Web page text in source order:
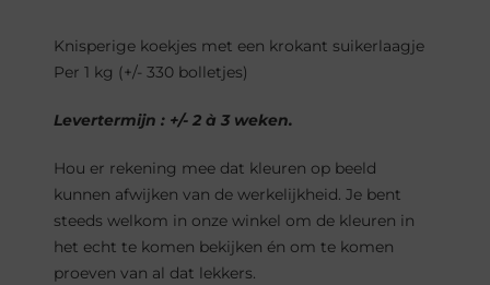
Knisperige koekjes met een krokant suikerlaagje
Per 1 kg (+/- 330 bolletjes)
Levertermijn : +/- 2 à 3 weken.
Hou er rekening mee dat kleuren op beeld
kunnen afwijken van de werkelijkheid. Je bent
steeds welkom in onze winkel om de kleuren in
het echt te komen bekijken én om te komen
proeven van al dat lekkers.